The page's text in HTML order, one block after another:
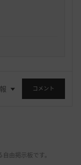
コメント
由掲示板です。